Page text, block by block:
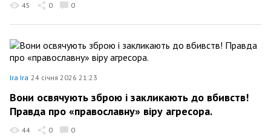
45 0 0
Ira Ira 24 січня 2026 21:23
Вони освячують зброю і закликають до вбивств!
Правда про «православну» віру агресора.
44 0 0